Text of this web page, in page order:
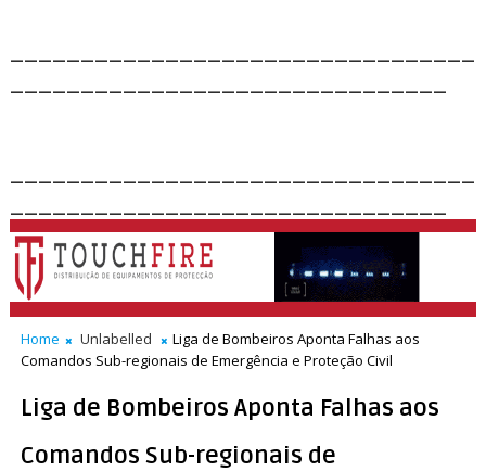
Home Unlabelled
Liga de Bombeiros Aponta Falhas aos
Comandos Sub-regionais de Emergência e Proteção Civil
Liga de Bombeiros Aponta Falhas aos
Comandos Sub-regionais de